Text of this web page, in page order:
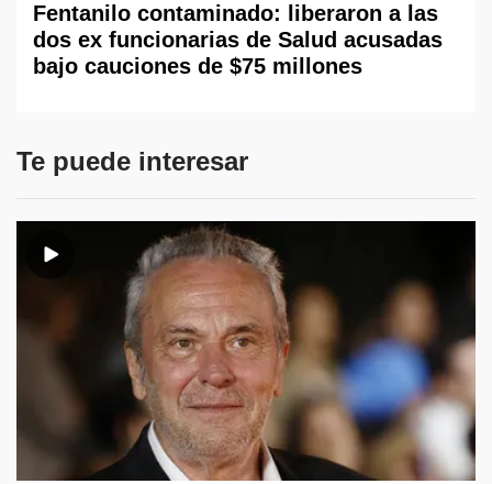
Fentanilo contaminado: liberaron a las
dos ex funcionarias de Salud acusadas
bajo cauciones de $75 millones
Te puede interesar